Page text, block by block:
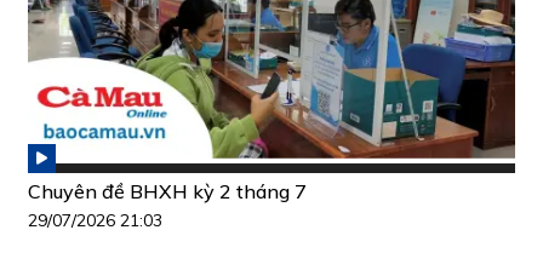
Chuyên đề BHXH kỳ 2 tháng 7
29/07/2026 21:03